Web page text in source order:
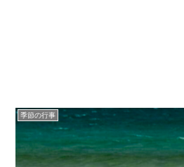
季節の行事